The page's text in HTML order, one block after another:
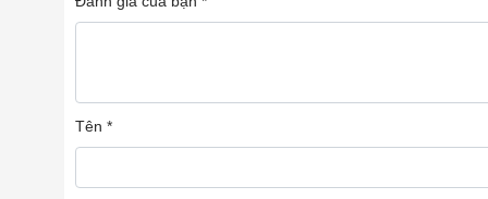
Tên *